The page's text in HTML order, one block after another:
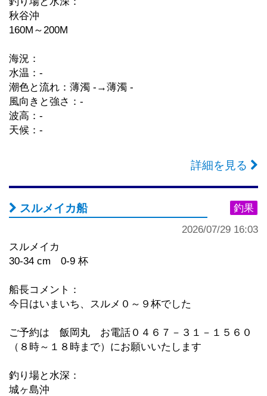
秋谷沖
160M～200M
海況：
水温：-
潮色と流れ：薄濁 -→薄濁 -
風向きと強さ：-
波高：-
天候：-
詳細を見る
釣果
スルメイカ船
2026/07/29 16:03
スルメイカ
30-34 cm 0-9 杯
船長コメント：
今日はいまいち、スルメ０～９杯でした
ご予約は 飯岡丸 お電話０４６７－３１－１５６０
（８時～１８時まで）にお願いいたします
釣り場と水深：
城ヶ島沖